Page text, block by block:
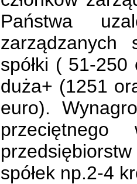
Państwa
zarządzanych
spółki ( 51-
duża+ (1251
euro).
przeciętnego
spółek np.2-4